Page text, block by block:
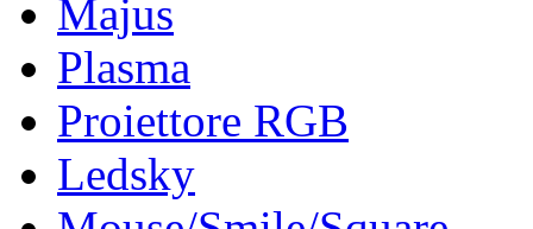
Majus
Plasma
Proiettore RGB
Ledsky